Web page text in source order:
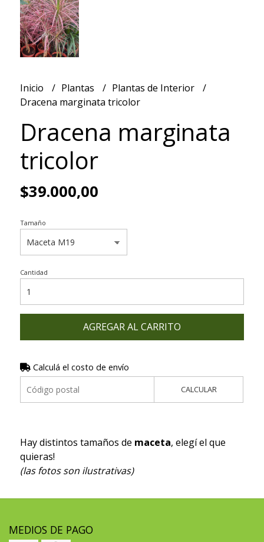
Inicio Plantas
Plantas de Interior
Dracena marginata tricolor
Dracena marginata
tricolor
$39.000,00
Tamaño
Cantidad
AGREGAR AL CARRITO
Calculá el costo de envío
CALCULAR
Hay distintos tamaños de maceta, elegí el que
quieras!
(las fotos son ilustrativas)
MEDIOS DE PAGO